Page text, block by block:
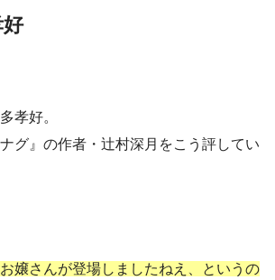
孝好。
グ』の作者・辻村深月をこう評してい
嬢さんが登場しましたねえ、というの